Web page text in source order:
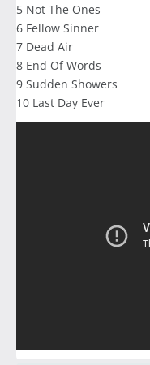
5 Not The Ones
6 Fellow Sinner
7 Dead Air
8 End Of Words
9 Sudden Showers
10 Last Day Ever